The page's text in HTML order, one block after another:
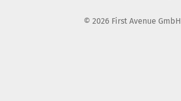
© 2026 First Avenue GmbH